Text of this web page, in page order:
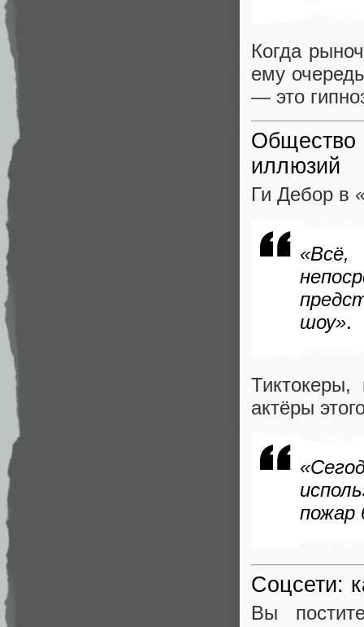
Когда
ему
— это
Общество
иллюзий
Ги Дебор в
шоу».
актёры
пожар
Соцсети:
Вы